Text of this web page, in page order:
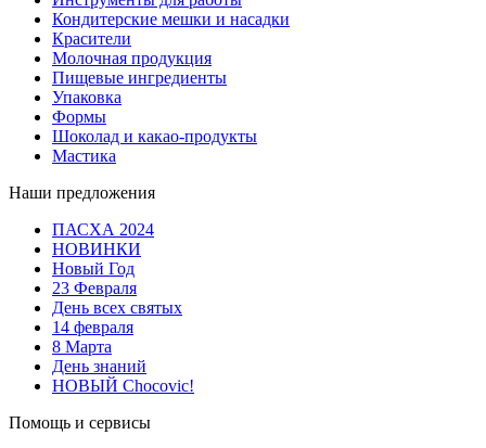
Кондитерские мешки и насадки
Красители
Молочная продукция
Пищевые ингредиенты
Упаковка
Формы
Шоколад и какао-продукты
Мастика
Наши предложения
ПАСХА 2024
НОВИНКИ
Новый Год
23 Февраля
День всех святых
14 февраля
8 Марта
День знаний
НОВЫЙ Chocovic!
Помощь и сервисы